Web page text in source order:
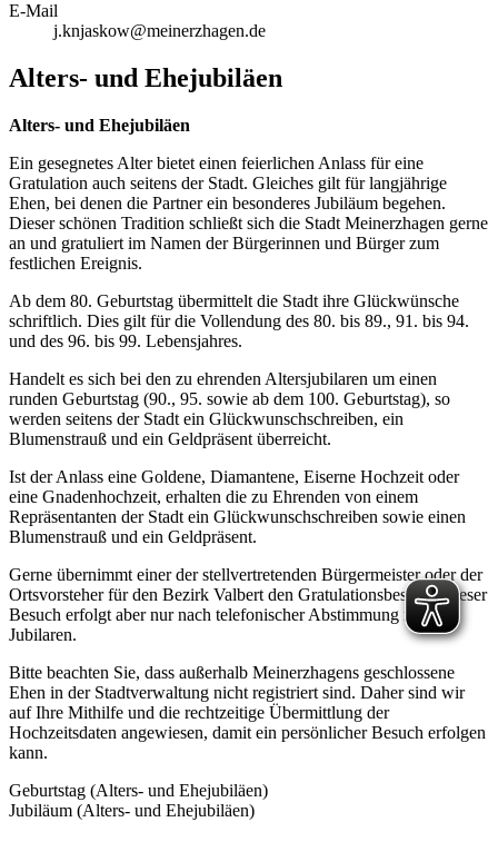
E-Mail
j.knjaskow@meinerzhagen.de
Alters- und Ehejubiläen
Alters- und Ehejubiläen
Ein gesegnetes Alter bietet einen feierlichen Anlass für eine
Gratulation auch seitens der Stadt. Gleiches gilt für langjährige
Ehen, bei denen die Partner ein besonderes Jubiläum begehen.
Dieser schönen Tradition schließt sich die Stadt Meinerzhagen gerne
an und gratuliert im Namen der Bürgerinnen und Bürger zum
festlichen Ereignis.
Ab dem 80. Geburtstag übermittelt die Stadt ihre Glückwünsche
schriftlich. Dies gilt für die Vollendung des 80. bis 89., 91. bis 94.
und des 96. bis 99. Lebensjahres.
Handelt es sich bei den zu ehrenden Altersjubilaren um einen
runden Geburtstag (90., 95. sowie ab dem 100. Geburtstag), so
werden seitens der Stadt ein Glückwunschschreiben, ein
Blumenstrauß und ein Geldpräsent überreicht.
Ist der Anlass eine Goldene, Diamantene, Eiserne Hochzeit oder
eine Gnadenhochzeit, erhalten die zu Ehrenden von einem
Repräsentanten der Stadt ein Glückwunschschreiben sowie einen
Blumenstrauß und ein Geldpräsent.
Gerne übernimmt einer der stellvertretenden Bürgermeister oder der
Ortsvorsteher für den Bezirk Valbert den Gratulationsbesuch. Dieser
Besuch erfolgt aber nur nach telefonischer Abstimmung mit den
Jubilaren.
Bitte beachten Sie, dass außerhalb Meinerzhagens geschlossene
Ehen in der Stadtverwaltung nicht registriert sind. Daher sind wir
auf Ihre Mithilfe und die rechtzeitige Übermittlung der
Hochzeitsdaten angewiesen, damit ein persönlicher Besuch erfolgen
kann.
Geburtstag (Alters- und Ehejubiläen)
Jubiläum (Alters- und Ehejubiläen)